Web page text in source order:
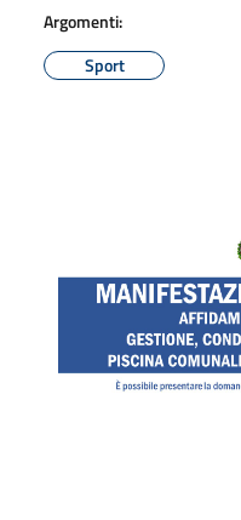
Argomenti:
Sport